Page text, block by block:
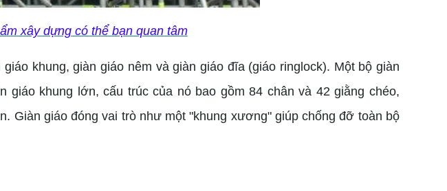
xây dựng có thể bạn quan tâm
khung, giàn giáo nêm và giàn giáo đĩa (giáo ringlock). Một bộ giàn
khung lớn, cấu trúc của nó bao gồm 84 chân và 42 giằng chéo,
Giàn giáo đóng vai trò như một "khung xương" giúp chống đỡ toàn bộ